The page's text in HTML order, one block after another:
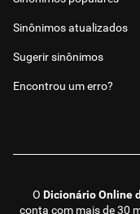
O Dicionário Online
conta com mais de 30
Sinônimos atualizados
Sugerir sinônimos
Encontrou um erro?